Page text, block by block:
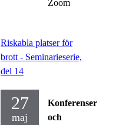
Zoom
Riskabla platser för
brott - Seminarieserie,
del 14
27
maj
Konferenser
och